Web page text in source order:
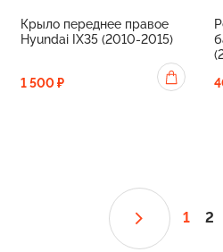
Крыло переднее правое
Hyundai IX35 (2010-2015)
1 500 ₽
1 2